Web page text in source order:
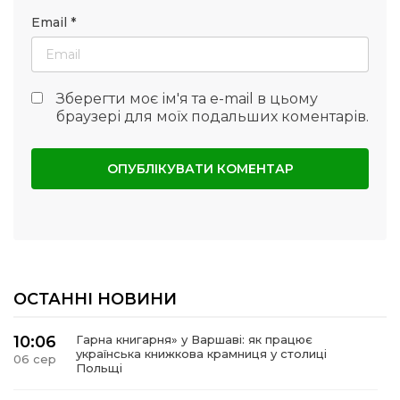
Email *
Зберегти моє ім'я та e-mail в цьому
браузері для моїх подальших коментарів.
ОСТАННІ НОВИНИ
10:06
06 сер
Гарна книгарня» у Варшаві: як працює
українська книжкова крамниця у столиці
Польщі